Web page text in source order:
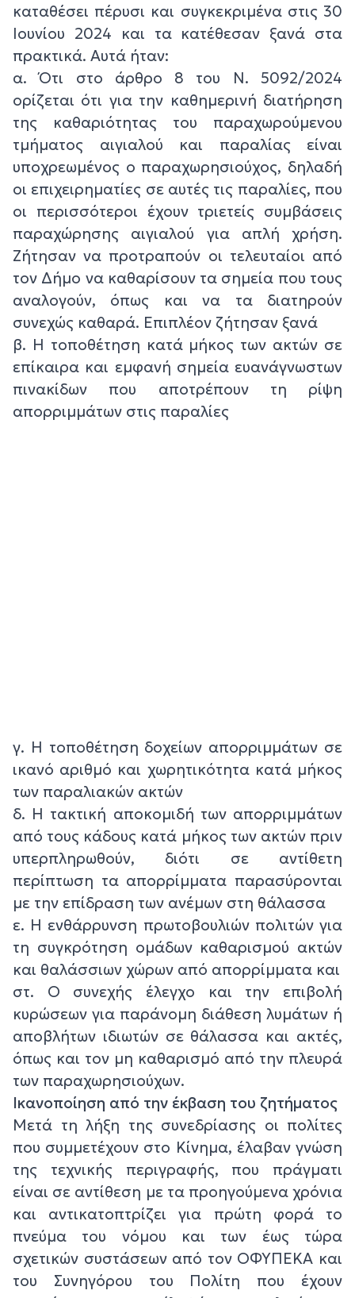
καταθέσει πέρυσι και συγκεκριμένα στις 30
Ιουνίου 2024 και τα κατέθεσαν ξανά στα
πρακτικά. Αυτά ήταν:
α. Ότι στο άρθρο 8 του Ν. 5092/2024
ορίζεται ότι για την καθημερινή διατήρηση
της καθαριότητας του παραχωρούμενου
τμήματος αιγιαλού και παραλίας είναι
υποχρεωμένος ο παραχωρησιούχος, δηλαδή
οι επιχειρηματίες σε αυτές τις παραλίες, που
οι περισσότεροι έχουν τριετείς συμβάσεις
παραχώρησης αιγιαλού για απλή χρήση.
Ζήτησαν να προτραπούν οι τελευταίοι από
τον Δήμο να καθαρίσουν τα σημεία που τους
αναλογούν, όπως και να τα διατηρούν
συνεχώς καθαρά. Επιπλέον ζήτησαν ξανά
β. Η τοποθέτηση κατά μήκος των ακτών σε
επίκαιρα και εμφανή σημεία ευανάγνωστων
πινακίδων που αποτρέπουν τη ρίψη
απορριμμάτων στις παραλίες
γ. Η τοποθέτηση δοχείων απορριμμάτων σε
ικανό αριθμό και χωρητικότητα κατά μήκος
των παραλιακών ακτών
δ. Η τακτική αποκομιδή των απορριμμάτων
από τους κάδους κατά μήκος των ακτών πριν
υπερπληρωθούν, διότι σε αντίθετη
περίπτωση τα απορρίμματα παρασύρονται
με την επίδραση των ανέμων στη θάλασσα
ε. Η ενθάρρυνση πρωτοβουλιών πολιτών για
τη συγκρότηση ομάδων καθαρισμού ακτών
και θαλάσσιων χώρων από απορρίμματα και
στ. Ο συνεχής έλεγχο και την επιβολή
κυρώσεων για παράνομη διάθεση λυμάτων ή
αποβλήτων ιδιωτών σε θάλασσα και ακτές,
όπως και τον μη καθαρισμό από την πλευρά
των παραχωρησιούχων.
Ικανοποίηση από την έκβαση του ζητήματος
Μετά τη λήξη της συνεδρίασης οι πολίτες
που συμμετέχουν στο Κίνημα, έλαβαν γνώση
της τεχνικής περιγραφής, που πράγματι
είναι σε αντίθεση με τα προηγούμενα χρόνια
και αντικατοπτρίζει για πρώτη φορά το
πνεύμα του νόμου και των έως τώρα
σχετικών συστάσεων από τον ΟΦΥΠΕΚΑ και
του Συνηγόρου του Πολίτη που έχουν